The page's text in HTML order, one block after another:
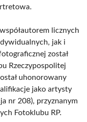
licznych
jak i
został
Rzeczypospolitej
uhonorowany
jako artysty
nr 208), przyznanym
Fotoklubu RP.